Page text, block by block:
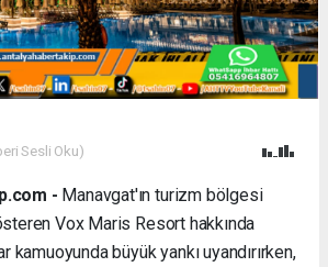
Sesli Oku)
- Manavgat'ın turizm bölgesi
Vox Maris Resort hakkında
kamuoyunda büyük yankı uyandırırken,